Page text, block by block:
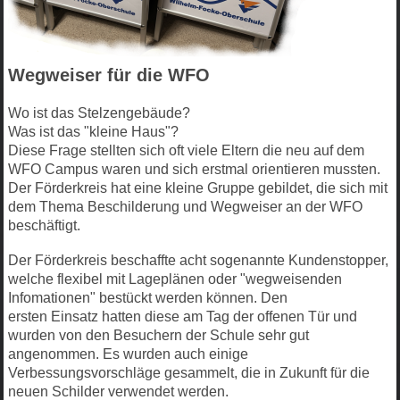
Wegweiser für die WFO
Wo ist das Stelzengebäude?
Was ist das "kleine Haus"?
Diese Frage stellten sich oft viele Eltern die neu auf dem
WFO Campus waren und sich erstmal orientieren mussten.
Der Förderkreis hat eine kleine Gruppe gebildet, die sich mit
dem Thema Beschilderung und Wegweiser an der WFO
beschäftigt.
Der Förderkreis beschaffte acht sogenannte Kundenstopper,
welche flexibel mit Lageplänen oder "wegweisenden
Infomationen" bestückt werden können. Den
ersten Einsatz hatten diese am Tag der offenen Tür und
wurden von den Besuchern der Schule sehr gut
angenommen. Es wurden auch einige
Verbessungsvorschläge gesammelt, die in Zukunft für die
neuen Schilder verwendet werden.